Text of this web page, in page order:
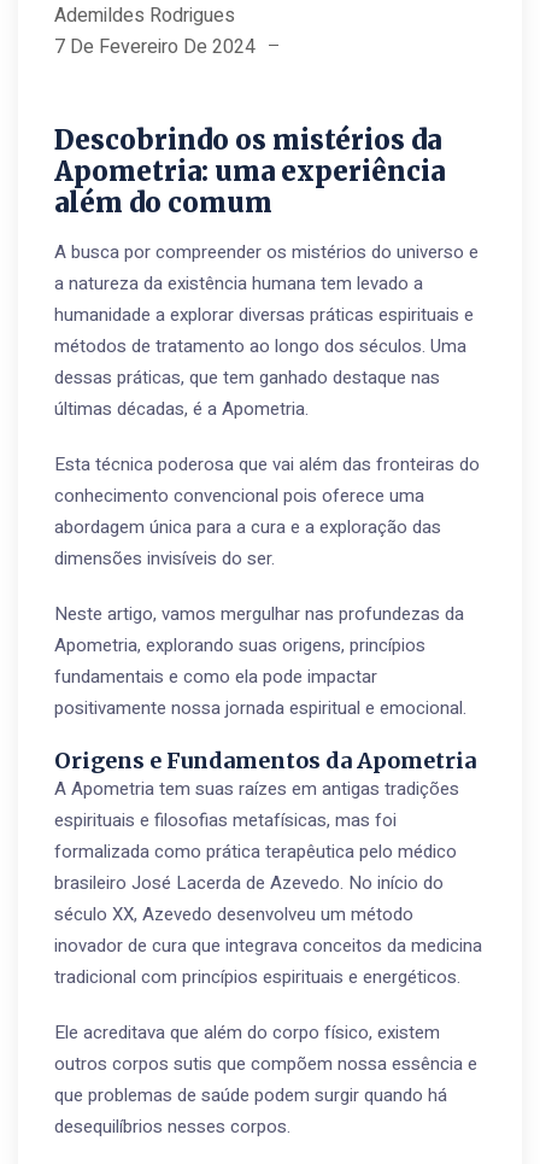
Ademildes Rodrigues
7 De Fevereiro De 2024
Descobrindo os mistérios da
Apometria: uma experiência
além do comum
A busca por compreender os mistérios do universo e
a natureza da existência humana tem levado a
humanidade a explorar diversas práticas espirituais e
métodos de tratamento ao longo dos séculos. Uma
dessas práticas, que tem ganhado destaque nas
últimas décadas, é a Apometria.
Esta técnica poderosa que vai além das fronteiras do
conhecimento convencional pois oferece uma
abordagem única para a cura e a exploração das
dimensões invisíveis do ser.
Neste artigo, vamos mergulhar nas profundezas da
Apometria, explorando suas origens, princípios
fundamentais e como ela pode impactar
positivamente nossa jornada espiritual e emocional.
Origens e Fundamentos da Apometria
A Apometria tem suas raízes em antigas tradições
espirituais e filosofias metafísicas, mas foi
formalizada como prática terapêutica pelo médico
brasileiro José Lacerda de Azevedo. No início do
século XX, Azevedo desenvolveu um método
inovador de cura que integrava conceitos da medicina
tradicional com princípios espirituais e energéticos.
Ele acreditava que além do corpo físico, existem
outros corpos sutis que compõem nossa essência e
que problemas de saúde podem surgir quando há
desequilíbrios nesses corpos.